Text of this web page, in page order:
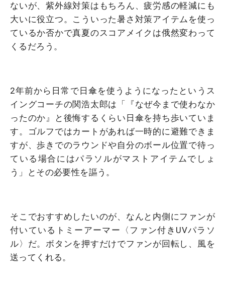
ないが、紫外線対策はもちろん、疲労感の軽減にも
大いに役立つ。こういった暑さ対策アイテムを使っ
ているか否かで真夏のスコアメイクは俄然変わって
くるだろう。
2年前から日常で日傘を使うようになったというス
イングコーチの関浩太郎は「『なぜ今まで使わなか
ったのか』と後悔するくらい日傘を持ち歩いていま
す。ゴルフではカートがあれば一時的に避難できま
すが、歩きでのラウンドや自分のボール位置で待っ
ている場合にはパラソルがマストアイテムでしょ
う」とその必要性を謳う。
そこでおすすめしたいのが、なんと内側にファンが
付いているトミーアーマー〈ファン付きUVパラソ
ル〉だ。ボタンを押すだけでファンが回転し、風を
送ってくれる。